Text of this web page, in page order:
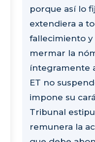
porque así lo
extendiera a
fallecimiento y
mermar la
íntegramente
ET no
impone su
Tribunal
remunera la